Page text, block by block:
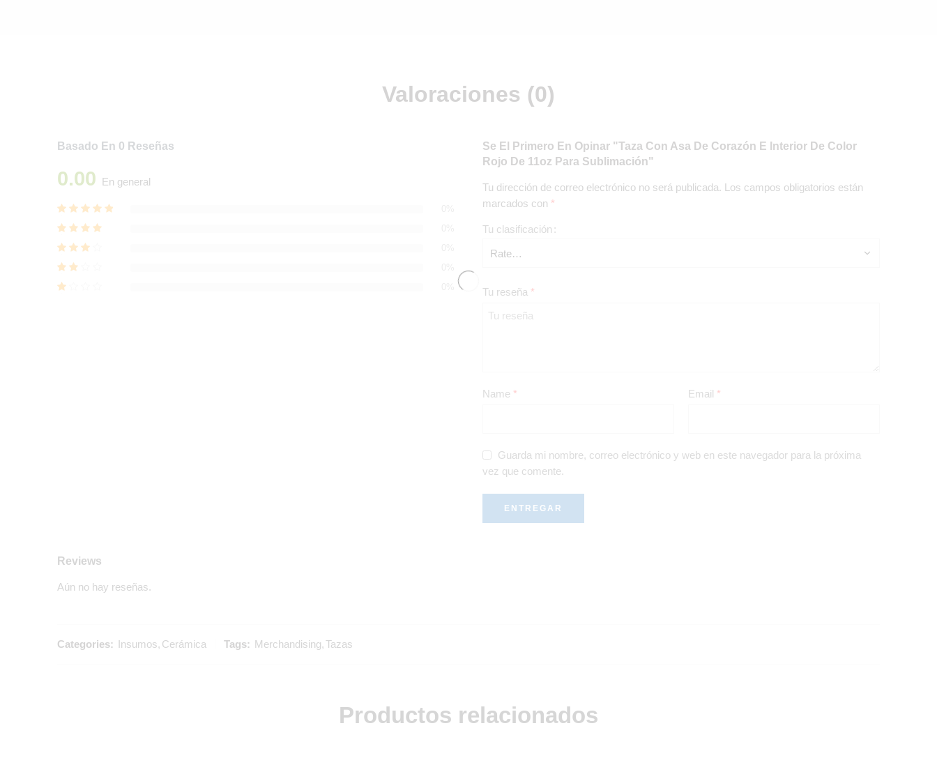
Valoraciones (0)
Basado En 0 Reseñas
0.00 En general
Se El Primero En Opinar "Taza Con Asa De Corazón E Interior De Color
Rojo De 11oz Para Sublimación"
Tu dirección de correo electrónico no será publicada.
Los campos obligatorios están
marcados con *
Tu clasificación
Tu reseña *
Name * Email *
Guarda mi nombre, correo electrónico y web en este navegador para la próxima
vez que comente.
Reviews
Aún no hay reseñas.
Categories: Insumos, Cerámica Tags: Merchandising,Tazas
Productos relacionados